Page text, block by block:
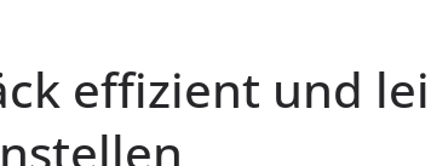
effizient und